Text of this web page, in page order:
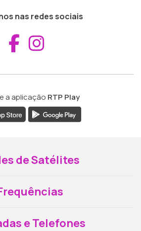
nas redes sociais
Aceder ao
a aplicação RTP Play
de Satélites
e Telefones